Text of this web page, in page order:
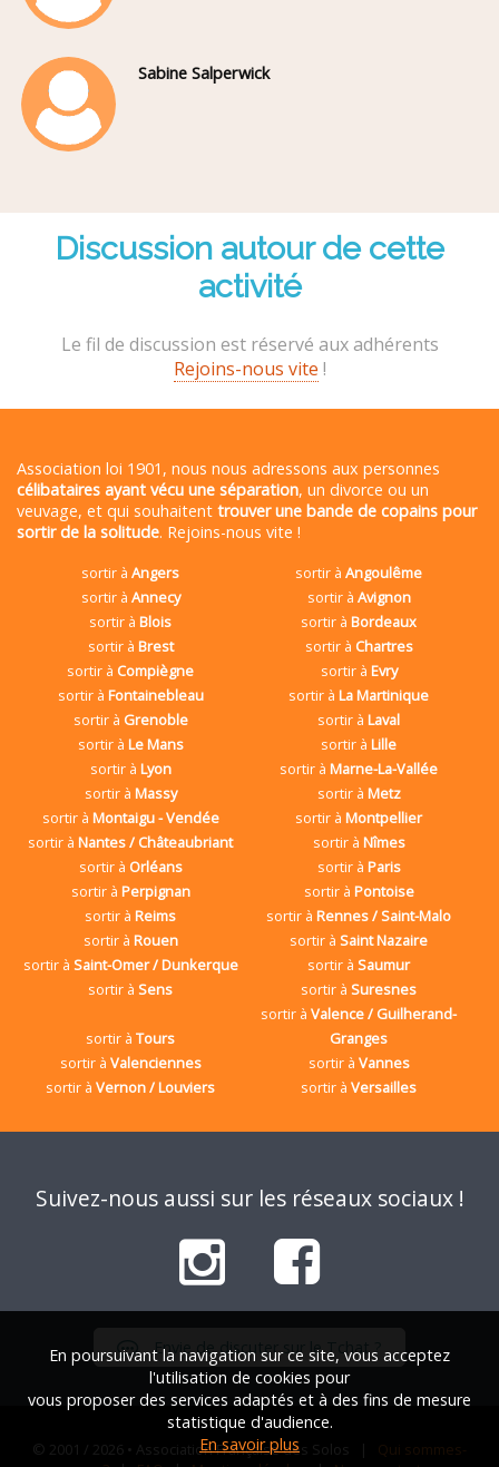
Sabine Salperwick
Discussion autour de cette
activité
Le fil de discussion est réservé aux adhérents
Rejoins-nous vite !
Association loi 1901, nous nous adressons aux personnes
célibataires ayant vécu une séparation, un divorce ou un
veuvage, et qui souhaitent trouver une bande de copains pour
sortir de la solitude. Rejoins-nous vite !
sortir àAngers sortir àAngoulême
sortir à Annecy sortir à Avignon
sortir àBlois sortir àBordeaux
sortir à Brest sortir à Chartres
sortir à Compiègne sortir à Evry
sortir à Fontainebleau sortir àLa Martinique
sortir à Grenoble sortir àLaval
sortir à Le Mans sortir àLille
sortir à Lyon sortir àMarne-La-Vallée
sortir à Massy sortir à Metz
sortir à Montaigu - Vendée sortir àMontpellier
sortir àNantes / Châteaubriant sortir à Nîmes
sortir à Orléans sortir à Paris
sortir à Perpignan sortir à Pontoise
sortir àReims sortir àRennes / Saint-Malo
sortir à Rouen sortir àSaint Nazaire
sortir à Saint-Omer / Dunkerque sortir àSaumur
sortir àSens sortir àSuresnes
sortir àTours
sortir àValence / Guilherand-
Granges
sortir à Valenciennes sortir à Vannes
sortir àVernon / Louviers sortir àVersailles
Suivez-nous aussi sur les réseaux sociaux !
Envie de discuter sur le Tchat ?
© 2001 / 2026 • Association Française des Solos | Qui sommes-
En poursuivant la navigation sur ce site, vous acceptez
l'utilisation de cookies pour
vous proposer des services adaptés et à des fins de mesure
statistique d'audience.
En savoir plus